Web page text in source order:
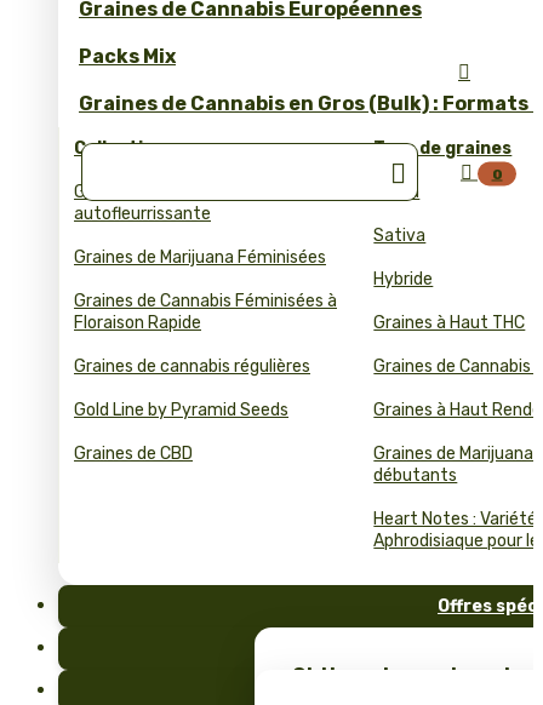
Graines de Cannabis Européennes
Packs Mix
Graines de Cannabis en Gros (Bulk) : Formats
Collections
Graines de cannabis
autofleurrissante
Graines de Marijuana Féminisées
Graines de Cannabis Féminisées à
Floraison Rapide
Graines de cannabis régulières
Gold Line by Pyramid Seeds
Graines de CBD
Type de graines
Indica
Sativa
Hybride
Graines à Haut THC
Graines de Cannabis
Graines à Haut
Graines de Marijuana
débutants
Heart Notes :
Aphrodisiaque pour le
Offres
Obtiens des graines de


 0